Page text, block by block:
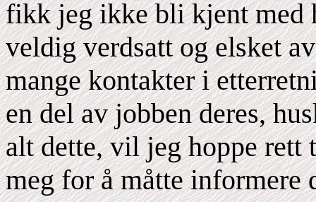
fikk jeg ikke bli kjent med
veldig verdsatt og elsket
mange kontakter i
en del av jobben deres,
alt dette, vil jeg hoppe rett
meg for å måtte informere